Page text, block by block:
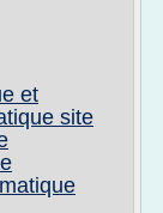
et
site